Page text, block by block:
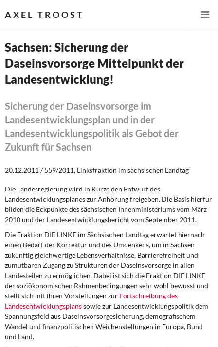
AXEL TROOST
Startseite
Leitlinien linker Wirtschafts- und Finanzpolitik
Wirtschaftspolitik
Eurokrise und Griechenland
DIE LINKE
Weitere Themen
Memo-Gruppe
Institut Solidarische Moderne
Rosa-Luxemburg-Stiftung
Über mich
Sachsen: Sicherung der
Daseinsvorsorge Mittelpunkt der
Landesentwicklung!
Sicherung der Daseinsvorsorge im
Landesentwicklungsplan und in der
Landesentwicklungspolitik als Gebot der
Zukunft für Sachsen
20.12.2011 / 559/2011, Linksfraktion im sächsischen Landtag
Die Landesregierung wird in Kürze den Entwurf des
Landesentwicklungsplanes zur Anhörung freigeben. Die Basis hierfür
bilden die Eckpunkte des sächsischen Innenministeriums vom März
2010 und der Landesentwicklungsbericht vom September 2011.
Die Fraktion DIE LINKE im Sächsischen Landtag erwartet hiernach
einen Bedarf der Korrektur und des Umdenkens, um in Sachsen
zukünftig gleichwertige Lebensverhältnisse, Barrierefreiheit und
zumutbaren Zugang zu Strukturen der Daseinsvorsorge in allen
Landesteilen zu ermöglichen. Dabei ist sich die Fraktion DIE LINKE
der soziökonomischen Rahmenbedingungen sehr wohl bewusst und
stellt sich mit ihren Vorstellungen zur Fortschreibung des
Landesentwicklungsplanssowie zur Landesentwicklungspolitik dem
Spannungsfeld aus Daseinsvorsorgesicherung, demografischem
Wandel und finanzpolitischen Weichenstellungen in Europa, Bund
und Land.